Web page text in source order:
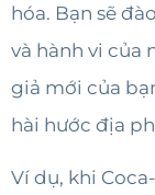
hóa. Bạn sẽ
và hành vi của
giả mới của
hài hước địa
Ví dụ, khi